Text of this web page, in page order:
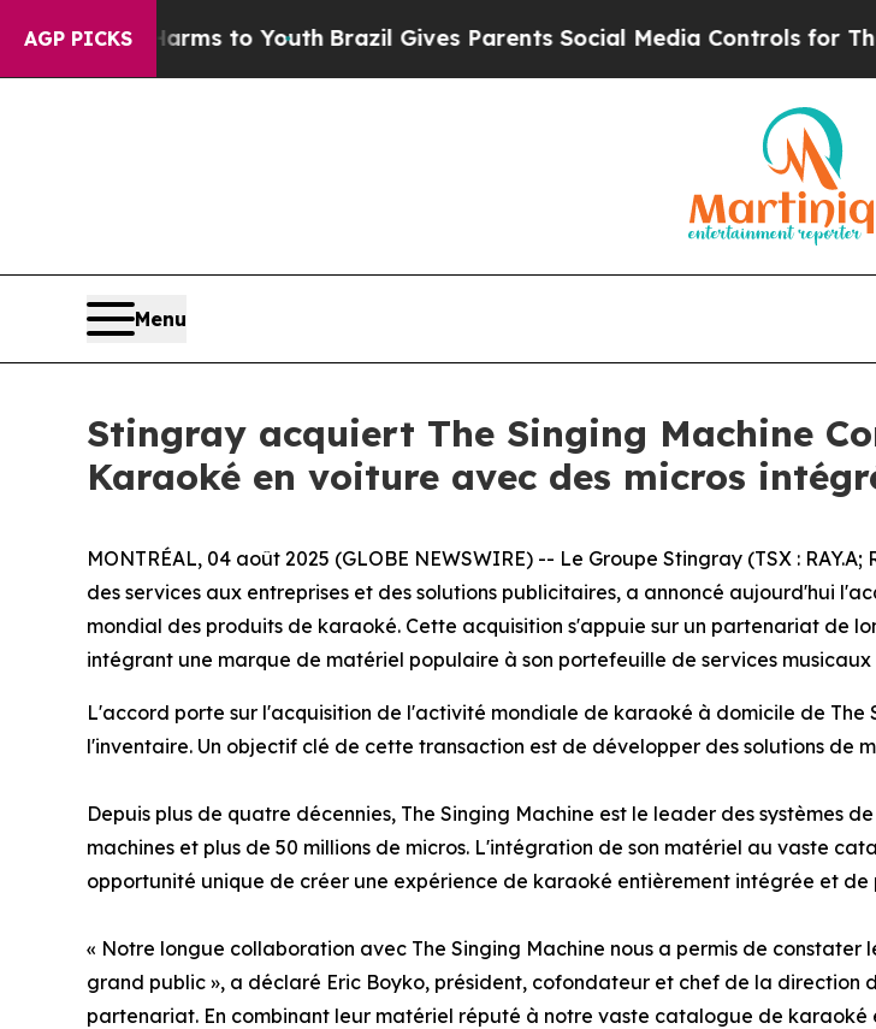
AGP PICKS
Harms to Youth Brazil Gives Parents Social Media Controls for Their Kids.
Menu
Stingray acquiert The Singing Machine
Karaoké en voiture avec des micros
MONTRÉAL, 04 août 2025 (GLOBE NEWSWIRE) -- Le Groupe Stingray (TSX :
des services aux entreprises et des solutions publicitaires, a annoncé aujourd'hui
mondial des produits de karaoké. Cette acquisition s'appuie sur un partenariat de
intégrant une marque de matériel populaire à son portefeuille de services
L'accord porte sur l'acquisition de l'activité mondiale de karaoké à domicile de
l'inventaire. Un objectif clé de cette transaction est de développer des solutions de
Depuis plus de quatre décennies, The Singing Machine est le leader des systèmes
machines et plus de 50 millions de micros. L'intégration de son matériel au vaste
opportunité unique de créer une expérience de karaoké entièrement intégrée et de
« Notre longue collaboration avec The Singing Machine nous a permis de
grand public », a déclaré Eric Boyko, président, cofondateur et chef de la direction
partenariat. En combinant leur matériel réputé à notre vaste catalogue de